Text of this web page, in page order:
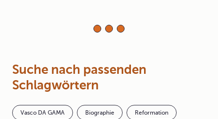
Suche nach passenden
Schlagwörtern
Vasco DA GAMA Biographie Reformation